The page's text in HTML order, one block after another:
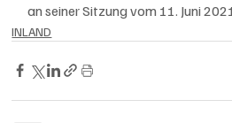
an seiner Sitzung vom 11. Juni
INLAND